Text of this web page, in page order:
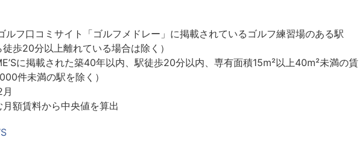
ルフ口コミサイト「ゴルフメドレー」に掲載されているゴルフ練習場のある駅
徒歩20分以上離れている場合は除く）
に掲載された築40年以内、駅徒歩20分以内、専有面積15m²以上40m²未満の賃
件未満の駅を除く）
額賃料から中央値を算出